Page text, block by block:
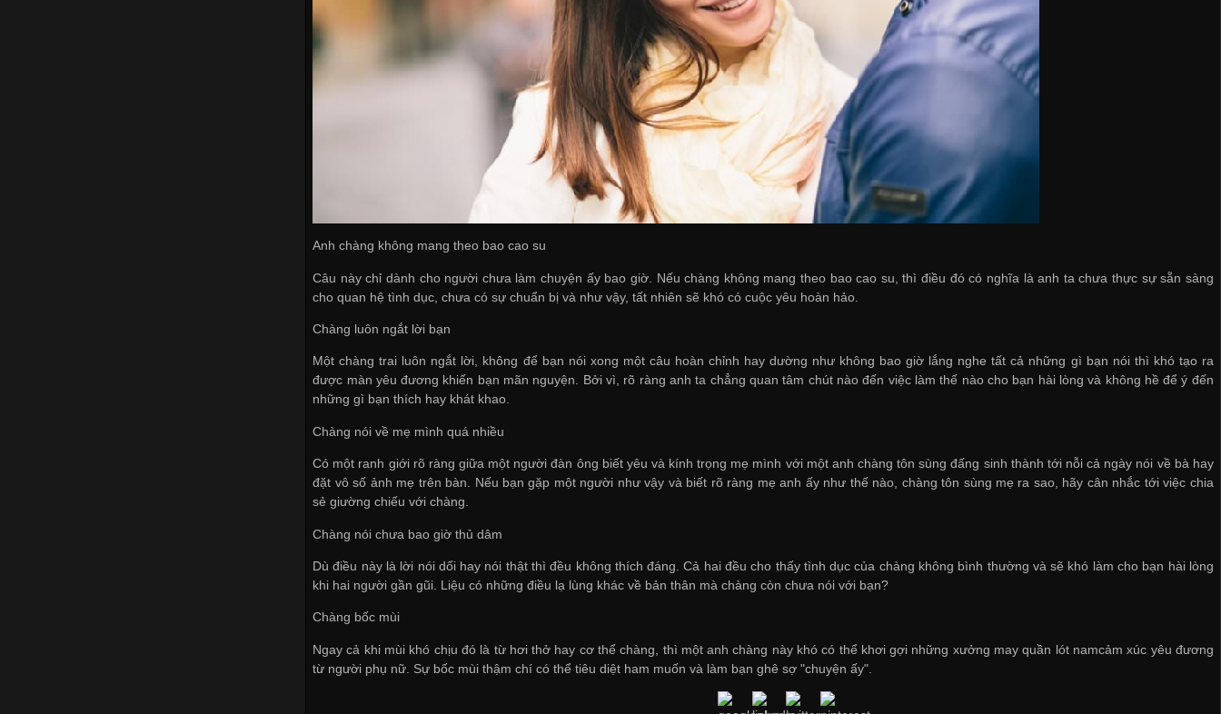
Anh chàng không mang theo bao cao su
Câu này chỉ dành cho người chưa làm chuyện ấy bao giờ. Nếu chàng không mang theo bao cao su, thì điều đó có nghĩa là anh ta chưa thực sự sẵn sàng
cho quan hệ tình dục, chưa có sự chuẩn bị và như vậy, tất nhiên sẽ khó có cuộc yêu hoàn hảo.
Chàng luôn ngắt lời bạn
Một chàng trai luôn ngắt lời, không để bạn nói xong một câu hoàn chỉnh hay dường như không bao giờ lắng nghe tất cả những gì bạn nói thì khó tạo ra
được màn yêu đương khiến bạn mãn nguyện. Bởi vì, rõ ràng anh ta chẳng quan tâm chút nào đến việc làm thế nào cho bạn hài lòng và không hề để ý đến
những gì bạn thích hay khát khao.
Chàng nói về mẹ mình quá nhiều
Có một ranh giới rõ ràng giữa một người đàn ông biết yêu và kính trọng mẹ mình với một anh chàng tôn sùng đấng sinh thành tới nỗi cả ngày nói về bà hay
đặt vô số ảnh mẹ trên bàn. Nếu bạn gặp một người như vậy và biết rõ ràng mẹ anh ấy như thế nào, chàng tôn sùng mẹ ra sao, hãy cân nhắc tới việc chia
sẻ giường chiếu với chàng.
Chàng nói chưa bao giờ thủ dâm
Dù điều này là lời nói dối hay nói thật thì đều không thích đáng. Cả hai đều cho thấy tình dục của chàng không bình thường và sẽ khó làm cho bạn hài lòng
khi hai người gần gũi. Liệu có những điều lạ lùng khác về bản thân mà chàng còn chưa nói với bạn?
Chàng bốc mùi
Ngay cả khi mùi khó chịu đó là từ hơi thở hay cơ thể chàng, thì một anh chàng này khó có thể khơi gợi những xưởng may quần lót namcảm xúc yêu đương
từ người phụ nữ. Sự bốc mùi thậm chí có thể tiêu diệt ham muốn và làm bạn ghê sợ "chuyện ấy".